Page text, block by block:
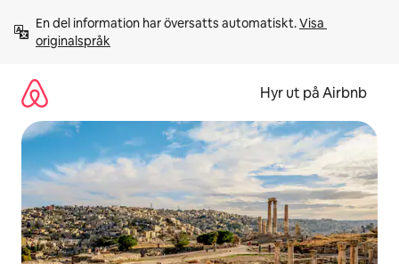
innehåll
En del information har översatts automatiskt. Visa
originalspråk
Hyr ut på Airbnb